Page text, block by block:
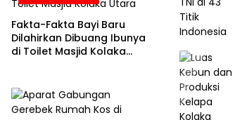
Fakta-Fakta Bayi Baru
Dilahirkan Dibuang Ibunya
di Toilet Masjid Kolaka